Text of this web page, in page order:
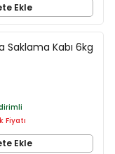
Ekle
Saklama Kabı 6kg
Fiyatı
Ekle